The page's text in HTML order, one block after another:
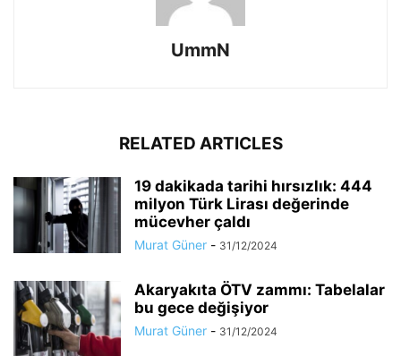
UmmN
RELATED ARTICLES
19 dakikada tarihi hırsızlık: 444
milyon Türk Lirası değerinde
mücevher çaldı
Murat Güner - 31/12/2024
Akaryakıta ÖTV zammı: Tabelalar
bu gece değişiyor
Murat Güner - 31/12/2024